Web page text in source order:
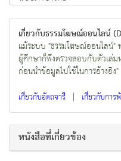
เกี่ยวกับธรรมโฆษณ์ออนไลน์
แม้ระบบ "ธรรมโฆษณ์ออนไลน์"
ผู้ศึกษาก็พึงตรวจสอบกับตัวเล่
ก่อนนำข้อมูลไปใช้ในการอ้างอิง"
เกี่ยวกับอัตถจารี | เกี่ยวกับกา
หนังสือที่เกี่ยวข้อง